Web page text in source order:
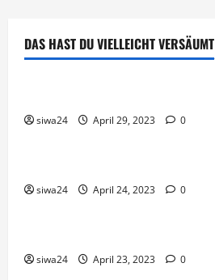
DAS HAST DU VIELLEICHT VERSÄUMT
Brot & Brötchen
siwa24 April 29, 2023 0
Pfannen-Gerichte Rezepte
siwa24 April 24, 2023 0
Brot & Brötchen
siwa24 April 23, 2023 0
Brot & Brötchen